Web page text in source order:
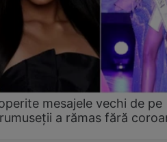
mesajele vechi de pe
a rămas fără